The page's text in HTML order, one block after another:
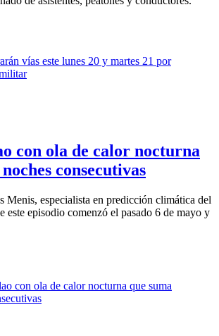
con ola de calor nocturna
consecutivas
Menis, especialista en predicción climática del
este episodio comenzó el pasado 6 de mayo y